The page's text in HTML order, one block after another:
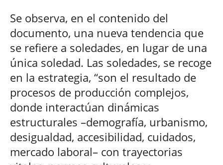
Se observa, en el contenido del
documento, una nueva tendencia que
se refiere a soledades, en lugar de una
única soledad. Las soledades, se recoge
en la estrategia, “son el resultado de
procesos de producción complejos,
donde interactúan dinámicas
estructurales –demografía, urbanismo,
desigualdad, accesibilidad, cuidados,
mercado laboral– con trayectorias